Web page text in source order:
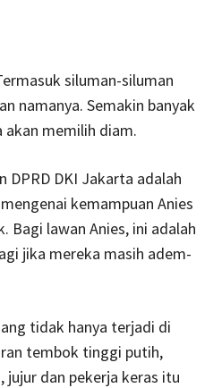
siluman-siluman
namanya. Semakin banyak
akan memilih diam.
DPRD DKI Jakarta adalah
kemampuan Anies
Bagi lawan Anies, ini adalah
jika mereka masih adem-
tidak hanya terjadi di
tembok tinggi putih,
dan pekerja keras itu